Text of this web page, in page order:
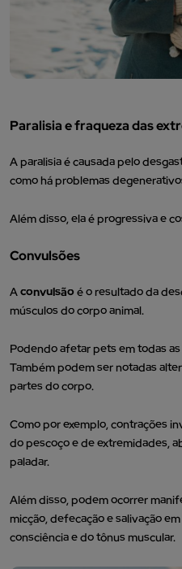
Paralisia e fraqueza das
A paralisia é causada pelo
como há problemas
Além disso, ela é progressiva e
Convulsões
Aconvulsão é o resultado da
músculos do corpo animal.
Podendo afetar pets em todas
Também podem ser notadas
partes do corpo.
Como por exemplo, contrações
do pescoço e de extremidades,
paladar.
Além disso, podem ocorrer
micção, defecação e salivação
consciência e do tônus muscular.